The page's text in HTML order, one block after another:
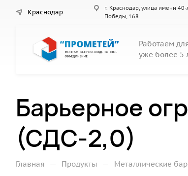
Краснодар
г. Краснодар, улица имени 40-
Победы, 168
Работаем
уже более 5
Барьерное
(СДС-2,0)
Главная — Продукты — Металлические